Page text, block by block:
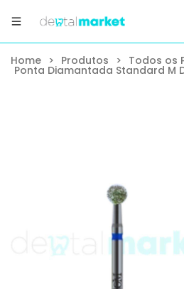
Home > Produtos > Todos os
Ponta Diamantada Standard M